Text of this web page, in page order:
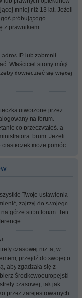
mniej niż 13 lat. Jeżeli
próbującego
z prawnikiem.
adres IP lub zabronił
Właściciel strony mógł
dowiedzieć się więcej
utworzone przez
na forum.
co przeczytałeś, a
forum. Jeżeli
może pomóc.
Twoje ustawienia
zajrzyj do swojego
górze stron forum. Ten
czasowej niż ta, w
przejdź do swojego
aby zgadzała się z
Środkowoeuropejski
czasowej, tak jak
przez zarejestrowanych